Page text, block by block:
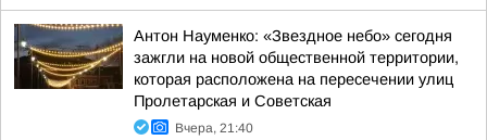
Антон Науменко: «Звездное небо» сегодня
зажгли на новой общественной территории,
которая расположена на пересечении улиц
Пролетарская и Советская
Вчера, 21:40